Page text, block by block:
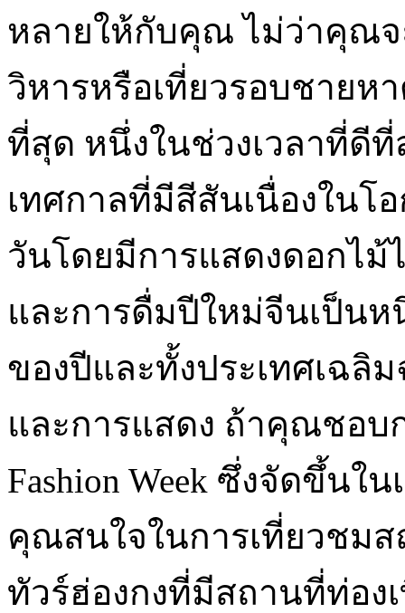
หลายให้กับคุณ ไม่ว่าคุณจ
วิหารหรือเที่ยวรอบชาย
ที่สุด หนึ่งในช่วงเวลาที่ดี
เทศกาลที่มีสีสันเนื่องในโ
วันโดยมีการแสดงดอกไม้
และการดื่มปีใหม่จีนเป็นห
ของปีและทั้งประเทศเฉลิ
และการแสดง ถ้าคุณชอ
Fashion Week ซึ่งจัดขึ้น
คุณสนใจในการเที่ยวชม
ทัวร์ฮ่องกงที่มีสถานที่ท่อง